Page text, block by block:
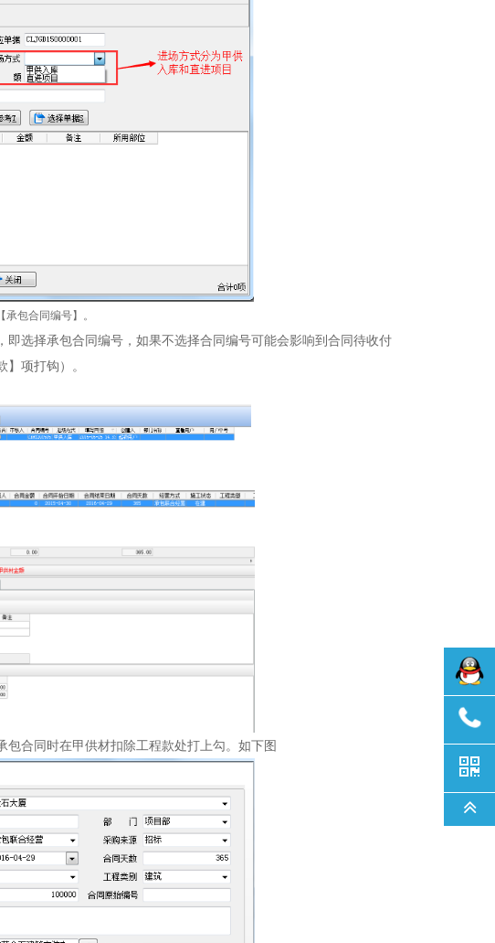
包合同编号】。
选择承包合同编号，如果不选择合同编号可能会影响到合同待收付
项打钩）。
合同时在甲供材扣除工程款处打上勾。如下图